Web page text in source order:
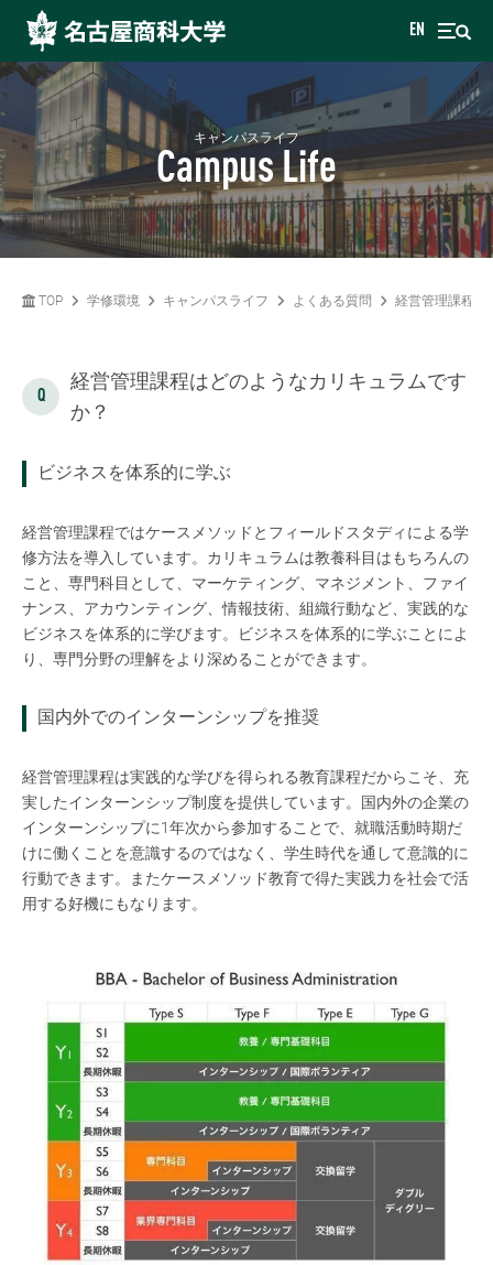
EN
キャンパスライフ
Campus Life
TOP 学修環境 キャンパスライフ よくある質問 経営管理課程は
経営管理課程はどのようなカリキュラムです
か？
ビジネスを体系的に学ぶ
経営管理課程ではケースメソッドとフィールドスタディによる学
修方法を導入しています。カリキュラムは教養科目はもちろんの
こと、専門科目として、マーケティング、マネジメント、ファイ
ナンス、アカウンティング、情報技術、組織行動など、実践的な
ビジネスを体系的に学びます。ビジネスを体系的に学ぶことによ
り、専門分野の理解をより深めることができます。
国内外でのインターンシップを推奨
経営管理課程は実践的な学びを得られる教育課程だからこそ、充
実したインターンシップ制度を提供しています。国内外の企業の
インターンシップに1年次から参加することで、就職活動時期だ
けに働くことを意識するのではなく、学生時代を通して意識的に
行動できます。またケースメソッド教育で得た実践力を社会で活
用する好機にもなります。